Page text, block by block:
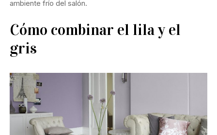
ambiente frío del salón.
Cómo combinar el lila y el
gris